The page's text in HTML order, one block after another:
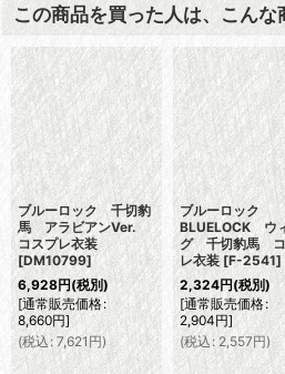
この商品を買った人は、こん
ブルーロック 千切豹
馬 アラビアンVer.
コスプレ衣装
[DM10799]
6,928円(税別)
[通常販売価格:
8,660円]
(税込: 7,621円)
ブルーロック
BLUELOCK ウ
グ 千切豹馬 コ
レ衣装 [F-2541]
2,324円(税別)
[通常販売価格:
2,904円]
(税込: 2,557円)